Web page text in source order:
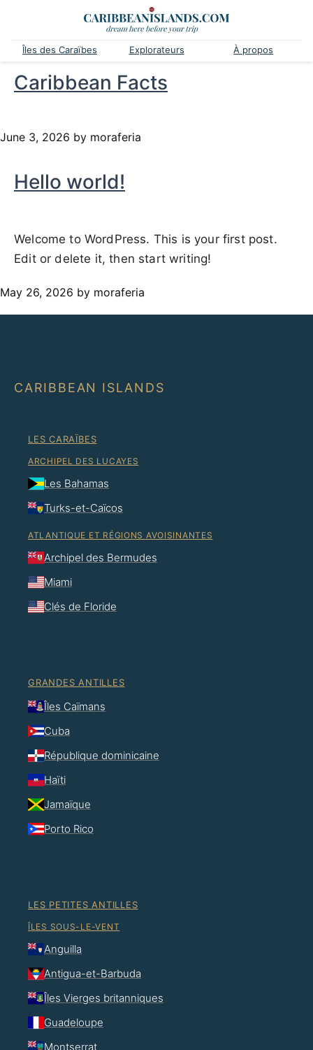
Îles des Caraïbes Explorateurs À propos
Caribbean Facts
June 3, 2026 by moraferia
Hello world!
Welcome to WordPress. This is your first post.
Edit or delete it, then start writing!
May 26, 2026 by moraferia
CARIBBEAN ISLANDS
LES CARAÏBES
ARCHIPEL DES LUCAYES
Les Bahamas
Turks-et-Caïcos
ATLANTIQUE ET RÉGIONS AVOISINANTES
Archipel des Bermudes
Miami
Clés de Floride
GRANDES ANTILLES
Îles Caïmans
Cuba
République dominicaine
Haïti
Jamaïque
Porto Rico
LES PETITES ANTILLES
ÎLES SOUS-LE-VENT
Anguilla
Antigua-et-Barbuda
Îles Vierges britanniques
Guadeloupe
Montserrat